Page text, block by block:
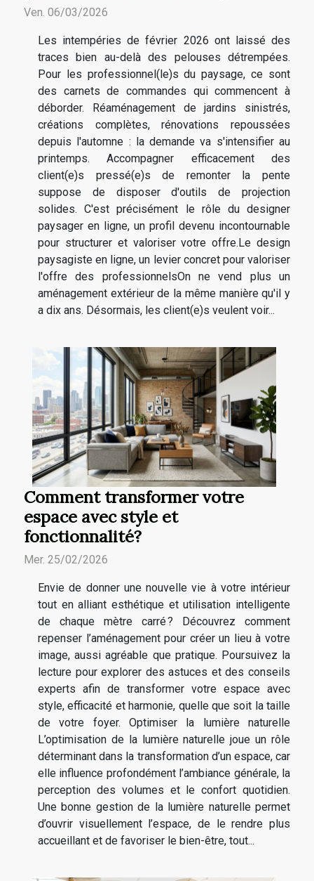
Ven. 06/03/2026
Les intempéries de février 2026 ont laissé des
traces bien au-delà des pelouses détrempées.
Pour les professionnel(le)s du paysage, ce sont
des carnets de commandes qui commencent à
déborder. Réaménagement de jardins sinistrés,
créations complètes, rénovations repoussées
depuis l'automne : la demande va s'intensifier au
printemps. Accompagner efficacement des
client(e)s pressé(e)s de remonter la pente
suppose de disposer d'outils de projection
solides. C'est précisément le rôle du designer
paysager en ligne, un profil devenu incontournable
pour structurer et valoriser votre offre.Le design
paysagiste en ligne, un levier concret pour valoriser
l'offre des professionnelsOn ne vend plus un
aménagement extérieur de la même manière qu'il y
a dix ans. Désormais, les client(e)s veulent voir...
Comment transformer votre
espace avec style et
fonctionnalité?
Mer. 25/02/2026
Envie de donner une nouvelle vie à votre intérieur
tout en alliant esthétique et utilisation intelligente
de chaque mètre carré ? Découvrez comment
repenser l’aménagement pour créer un lieu à votre
image, aussi agréable que pratique. Poursuivez la
lecture pour explorer des astuces et des conseils
experts afin de transformer votre espace avec
style, efficacité et harmonie, quelle que soit la taille
de votre foyer. Optimiser la lumière naturelle
L’optimisation de la lumière naturelle joue un rôle
déterminant dans la transformation d’un espace, car
elle influence profondément l’ambiance générale, la
perception des volumes et le confort quotidien.
Une bonne gestion de la lumière naturelle permet
d’ouvrir visuellement l’espace, de le rendre plus
accueillant et de favoriser le bien-être, tout...